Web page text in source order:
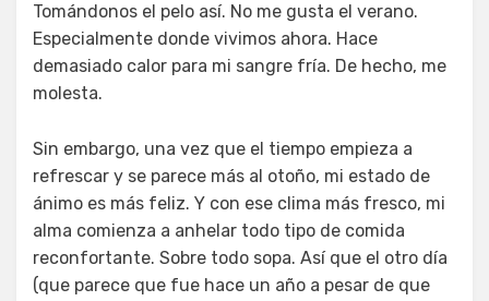
Tomándonos el pelo así. No me gusta el verano.
Especialmente donde vivimos ahora. Hace
demasiado calor para mi sangre fría. De hecho, me
molesta.
Sin embargo, una vez que el tiempo empieza a
refrescar y se parece más al otoño, mi estado de
ánimo es más feliz. Y con ese clima más fresco, mi
alma comienza a anhelar todo tipo de comida
reconfortante. Sobre todo sopa. Así que el otro día
(que parece que fue hace un año a pesar de que